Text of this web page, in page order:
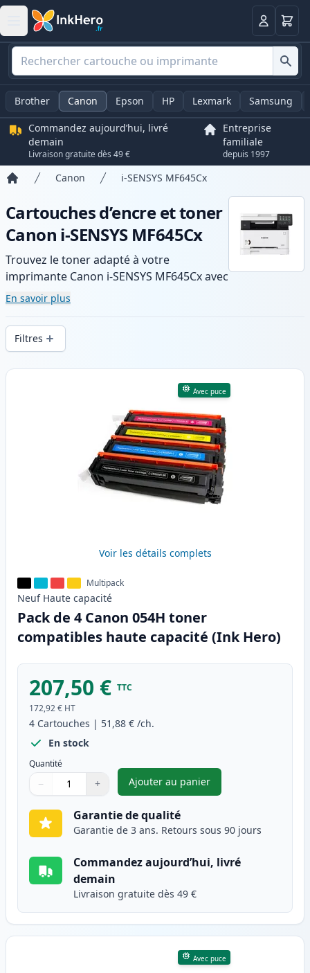
Panier
Brother Canon Epson HP Lexmark Samsung
Commandez aujourd’hui, livré
demain
Livraison gratuite dès 49 €
Entreprise
familiale
depuis 1997
Canon i-SENSYS MF645Cx
Cartouches d’encre et toner
Canon i-SENSYS MF645Cx
Trouvez le toner adapté à votre
imprimante Canon i-SENSYS MF645Cx avec
notre gamme de cartouches compatibles
et haute capacité. Profitez d’une qualité
d’impression constante et d’une livraison
rapide depuis un stock local en .
En savoir plus
Filtres
Produits
Avec puce
Voir les détails complets
Multipack
Neuf Haute capacité
Pack de 4 Canon 054H toner
compatibles haute capacité (Ink Hero)
207,50 € TTC
172,92 € HT
4 Cartouches | 51,88 € /ch.
En stock
Quantité
Quantité
Utilisez les boutons pour ajuster
− +
Quantité
Ajouter au panier
,Pack de 4 Canon 054H
Garantie de qualité
Garantie de 3 ans. Retours sous 90 jours
Commandez aujourd’hui, livré
demain
Livraison gratuite dès 49 €
Avec puce